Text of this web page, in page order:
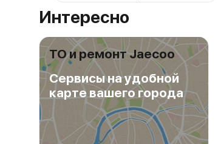
Интересно
ТО и ремонт Jaecoo
Сервисы на удобной
карте вашего города